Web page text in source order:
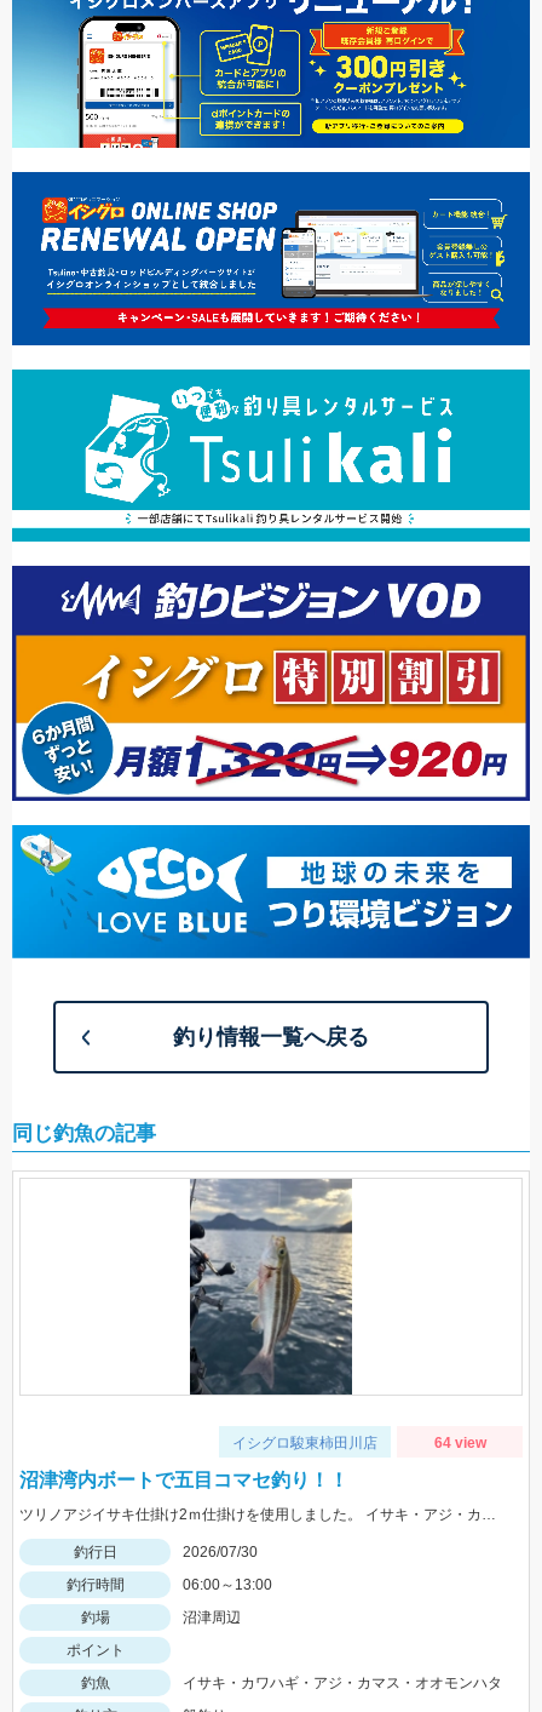
釣り情報一覧へ戻る
同じ釣魚の記事
イシグロ駿東柿田川店 64 view
沼津湾内ボートで五目コマセ釣り！！
ツリノアジイサキ仕掛け2ｍ仕掛けを使用しました。 イサキ・アジ・カマスの魚影が多くいられました。 ハタ系は去年より少なく感じました。 水深は比較的浅い30ｍ前後の根を狙いました。 イサキは小さい個体が多くその中に大きいのが混じっている印象でした。
釣行日
2026/07/30
釣行時間
06:00～13:00
釣場
沼津周辺
ポイント
釣魚
イサキ・カワハギ・アジ・カマス・オオモンハタ